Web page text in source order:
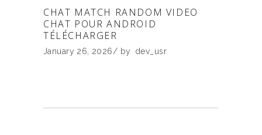
CHAT MATCH RANDOM VIDEO
CHAT POUR ANDROID
TÉLÉCHARGER
January 26, 2026 by dev_usr